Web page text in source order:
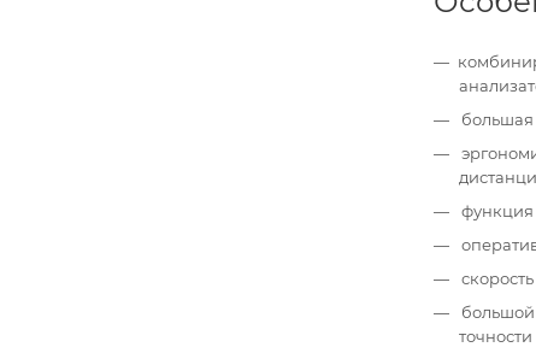
большая
функция
большой